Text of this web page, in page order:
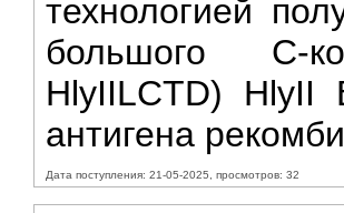
технологией
большого С-
HlyIILCTD) HlyII
антигена
Дата поступления: 21-05-2025, просмотров: 32